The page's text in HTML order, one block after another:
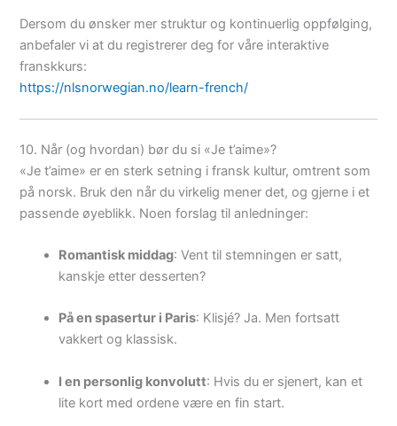
Dersom du ønsker mer struktur og kontinuerlig oppfølging,
anbefaler vi at du registrerer deg for våre interaktive
franskkurs:
https://nlsnorwegian.no/learn-french/
10. Når (og hvordan) bør du si «Je t’aime»?
«Je t’aime» er en sterk setning i fransk kultur, omtrent som
på norsk. Bruk den når du virkelig mener det, og gjerne i et
passende øyeblikk. Noen forslag til anledninger:
Romantisk middag: Vent til stemningen er satt,
kanskje etter desserten?
På en spasertur i Paris: Klisjé? Ja. Men fortsatt
vakkert og klassisk.
I en personlig konvolutt: Hvis du er sjenert, kan et
lite kort med ordene være en fin start.